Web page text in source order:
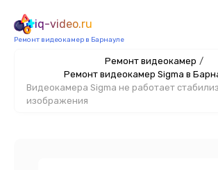
iq-video.ru
Ремонт видеокамер в Барнауле
Ремонт видеокамер /
Ремонт видеокамер Sigma в
Видеокамера Sigma не работает
изображения